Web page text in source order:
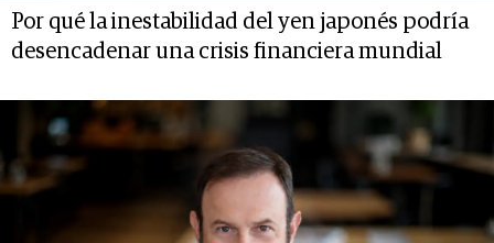
Por qué la inestabilidad del yen japonés podría
desencadenar una crisis financiera mundial